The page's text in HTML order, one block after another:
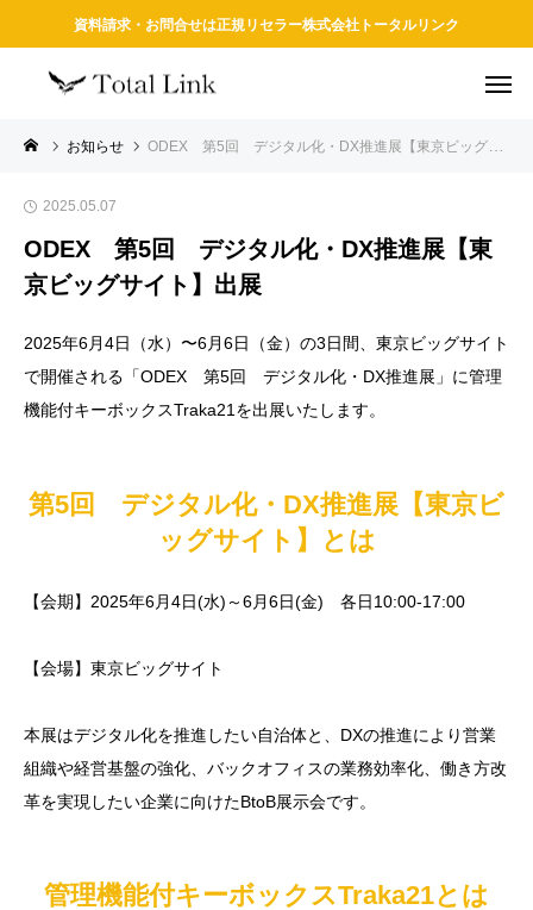
資料請求・お問合せは正規リセラー株式会社トータルリンク
お知らせ ODEX 第5回 デジタル化・DX推進展【東京ビッグサイト】出展
2025.05.07
ODEX 第5回 デジタル化・DX推進展【東
京ビッグサイト】出展
2025年6月4日（水）〜6月6日（金）の3日間、東京ビッグサイト
で開催される「ODEX 第5回 デジタル化・DX推進展」に管理
機能付キーボックスTraka21を出展いたします。
第5回 デジタル化・DX推進展【東京ビ
ッグサイト】とは
【会期】2025年6月4日(水)～6月6日(金) 各日10:00-17:00
【会場】東京ビッグサイト
本展はデジタル化を推進したい自治体と、DXの推進により営業
組織や経営基盤の強化、バックオフィスの業務効率化、働き方改
革を実現したい企業に向けたBtoB展示会です。
管理機能付キーボックスTraka21とは